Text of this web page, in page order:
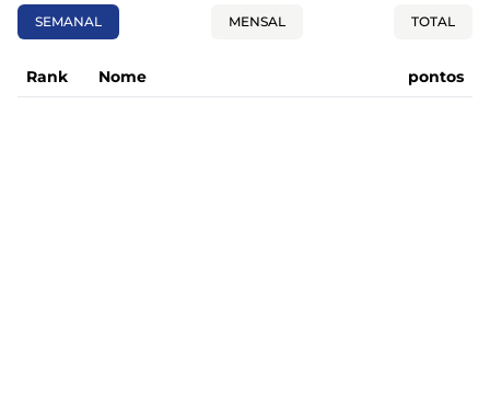
SEMANAL MENSAL TOTAL
Rank Nome pontos